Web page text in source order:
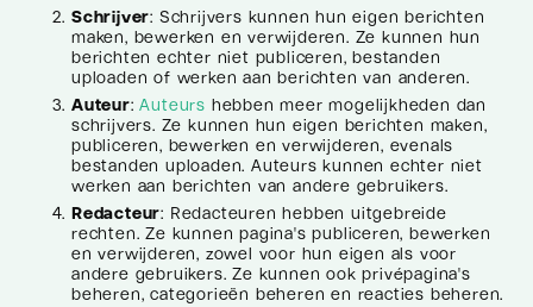
Schrijver: Schrijvers kunnen hun eigen berichten
maken, bewerken en verwijderen. Ze kunnen hun
berichten echter niet publiceren, bestanden
uploaden of werken aan berichten van anderen.
Auteur:Auteurs hebben meer mogelijkheden dan
schrijvers. Ze kunnen hun eigen berichten maken,
publiceren, bewerken en verwijderen, evenals
bestanden uploaden. Auteurs kunnen echter niet
werken aan berichten van andere gebruikers.
Redacteur: Redacteuren hebben uitgebreide
rechten. Ze kunnen pagina's publiceren, bewerken
en verwijderen, zowel voor hun eigen als voor
andere gebruikers. Ze kunnen ook privépagina's
beheren, categorieën beheren en reacties beheren.